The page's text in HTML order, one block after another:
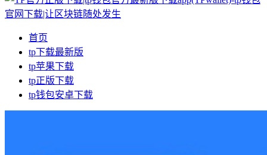
首页
tp下载最新版
tp苹果下载
tp正版下载
tp钱包安卓下载